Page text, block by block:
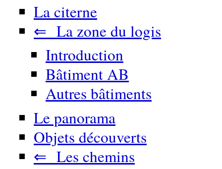
La citerne
⇐ La zone du logis
Introduction
Bâtiment AB
Autres bâtiments
Le panorama
Objets découverts
⇐ Les chemins